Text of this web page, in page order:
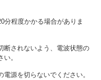
分程度かかる場合がありま
断されないよう、電波状態の
。
源を切らないでください。